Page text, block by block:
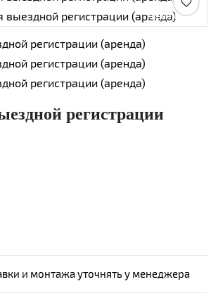
Увеличить
регистрации
и монтажа уточнять у менеджера